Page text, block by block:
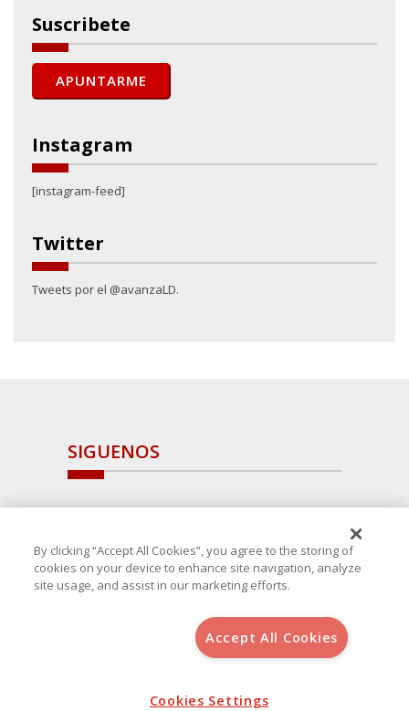
Suscribete
Instagram
[instagram-feed]
Twitter
Tweets por el @avanzaLD.
SIGUENOS
, S.L.U.(B-64405731) c/ San Norberto
Aviso Legal
Política de Cookies
By clicking “Accept All Cookies”, you agree to the storing of
cookies on your device to enhance site navigation, analyze
site usage, and assist in our marketing efforts.
Accept All Cookies
Cookies Settings